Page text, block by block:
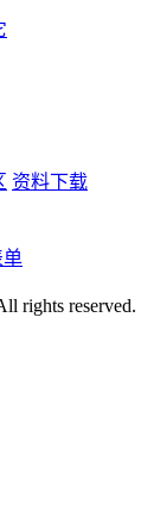
资料下载
单
rights reserved.